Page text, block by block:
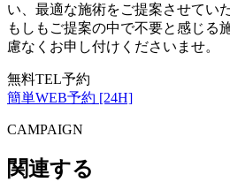
い、最適な施術をご提案させてい
もしもご提案の中で不要と感じる
慮なくお申し付けくださいませ。
無料TEL予約
簡単WEB予約 [24H]
CAMPAIGN
関連する